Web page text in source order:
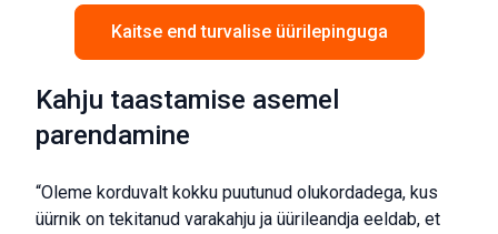
Kaitse end turvalise üürilepinguga
Kahju taastamise asemel
parendamine
“Oleme korduvalt kokku puutunud olukordadega, kus
üürnik on tekitanud varakahju ja üürileandja eeldab, et